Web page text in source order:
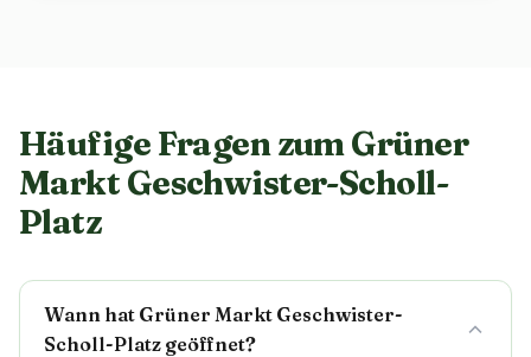
Häufige Fragen zum Grüner
Markt Geschwister-Scholl-
Platz
Wann hat Grüner Markt Geschwister-
Scholl-Platz geöffnet?